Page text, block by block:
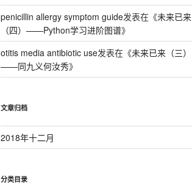
penicillin allergy symptom guide发表在《未来已来
（四）——Python学习进阶图谱》
otitis media antibiotic use发表在《未来已来（三）
——同九义何汝秀》
文章归档
2018年十二月
分类目录